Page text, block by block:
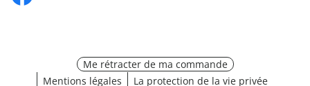
Me rétracter de ma commande
Mentions légales
La protection de la vie privée